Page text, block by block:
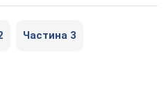
Частина 3